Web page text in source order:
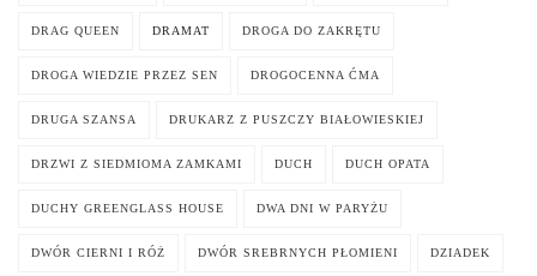
DRAG QUEEN DRAMAT DROGA DO ZAKRĘTU
DROGA WIEDZIE PRZEZ SEN DROGOCENNA ĆMA
DRUGA SZANSA DRUKARZ Z PUSZCZY BIAŁOWIESKIEJ
DRZWI Z SIEDMIOMA ZAMKAMI DUCH DUCH OPATA
DUCHY GREENGLASS HOUSE DWA DNI W PARYŻU
DWÓR CIERNI I RÓŻ DWÓR SREBRNYCH PŁOMIENI DZIADEK